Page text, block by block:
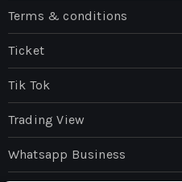
Terms & conditions
Ticket
Tik Tok
Trading View
Whatsapp Business